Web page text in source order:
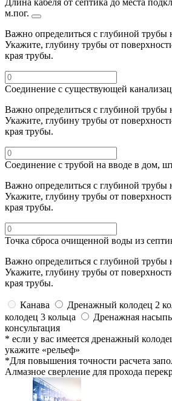
м.пог.
Важно определиться с глубиной трубы
Укажите, глубину трубы от
края трубы.
Соединение с существующей
Важно определиться с глубиной трубы
Укажите, глубину трубы от
края трубы.
Соединение с трубой на вводе в дом,
Важно определиться с глубиной трубы
Укажите, глубину трубы от
края трубы.
Точка сброса очищенной воды из
Важно определиться с глубиной трубы
Укажите, глубину трубы от
края трубы.
Канава Дренажный колодец 2
колодец 3 кольца
Дренажная насыпь
консультация
* если у вас имеется дренажный
укажите «рельеф»
*Для повышения точности расчета
Алмазное сверление для прохода